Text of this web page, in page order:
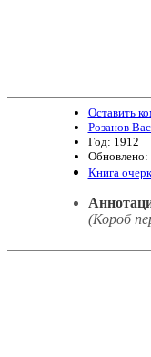
Оставить
Розанов
Год: 1912
Обновлено:
Книга
(Короб